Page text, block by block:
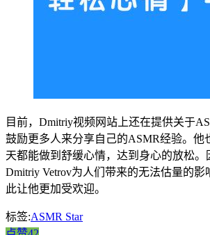
目前，Dmitriy视频网站上还在提供关于
鼓励更多人来分享自己的ASMR经验。他
天都能做到舒缓心情，达到身心的放松。
Dmitriy Vetrov为人们带来的无法估量的影
此让他更加受欢迎。
标签:ASMR Star